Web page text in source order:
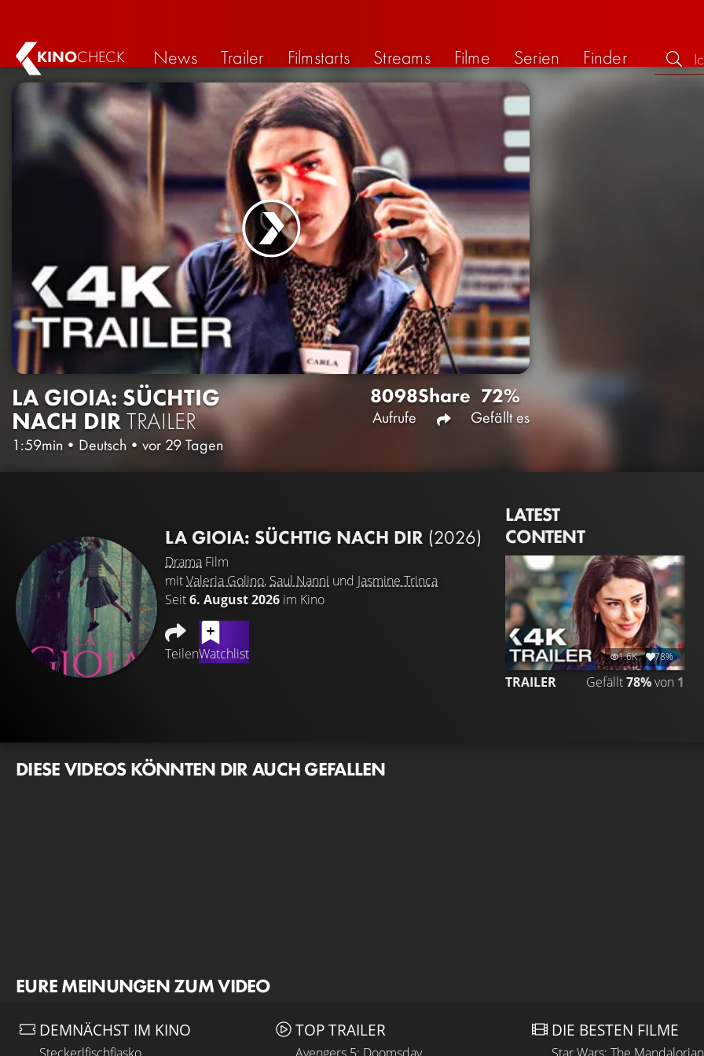
KINOCHECK News Trailer Filmstarts Streams Filme Serien Finder
LA GIOIA: SÜCHTIG
NACH DIRTRAILER
1:59min • Deutsch • vor 29 Tagen
8098
Aufrufe
Share 72%
Gefällt es
LA GIOIA: SÜCHTIG NACH DIR (2026)
Drama Film
mitValeria Golino, Saul Nanni und Jasmine Trinca
Seit6. August 2026 im Kino
TeilenWatchlist
LATEST
CONTENT
1.6K 78% 1:59
TRAILER Gefällt78%von
DIESE VIDEOS KÖNNTEN DIR AUCH GEFALLEN
EURE MEINUNGEN ZUM VIDEO
DEMNÄCHST IM KINO TOP TRAILER DIE BESTEN FILME